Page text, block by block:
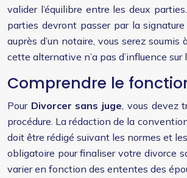
valider l’équilibre entre les deux
parties devront passer par la
auprès d’un notaire, vous serez
cette alternative n’a pas d’influence
Comprendre le
Pour Divorcer sans juge, vous devez
procédure. La rédaction de la
doit être rédigé suivant les normes et
obligatoire pour finaliser votre divorce
varier en fonction des ententes des